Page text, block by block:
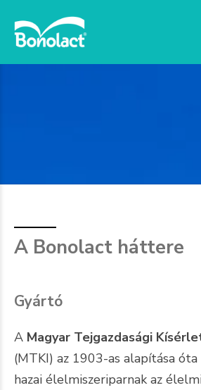
A Bonolact háttere
Gyártó
A Magyar Tejgazdasági
(MTKI) az 1903-as alapítása
hazai élelmiszeriparnak az